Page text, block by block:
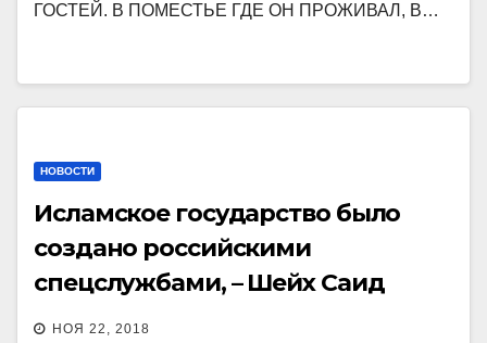
ГОСТЕЙ. В ПОМЕСТЬЕ ГДЕ ОН ПРОЖИВАЛ, В…
НОВОСТИ
Исламское государство было
создано российскими
спецслужбами, – Шейх Саид
Исмагилов
НОЯ 22, 2018